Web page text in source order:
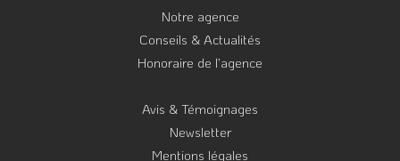
Notre agence
Conseils & Actualités
Honoraire de l’agence
Avis & Témoignages
Newsletter
Mentions légales